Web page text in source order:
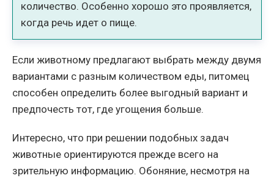
количество. Особенно хорошо это проявляется,
когда речь идет о пище.
Если животному предлагают выбрать между двумя
вариантами с разным количеством еды, питомец
способен определить более выгодный вариант и
предпочесть тот, где угощения больше.
Интересно, что при решении подобных задач
животные ориентируются прежде всего на
зрительную информацию. Обоняние, несмотря на